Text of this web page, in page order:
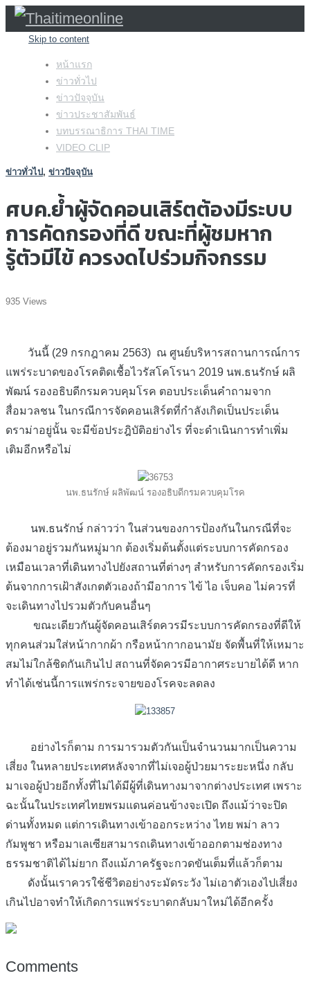
Skip to content
หน้าแรก
ข่าวทั่วไป
ข่าวปัจจุบัน
ข่าวประชาสัมพันธ์
บทบรรณาธิการ THAI TIME
VIDEO CLIP
ข่าวทั่วไป, ข่าวปัจจุบัน
ศบค.ย้ำผู้จัดคอนเสิร์ตต้องมีระบบ
การคัดกรองที่ดี ขณะที่ผู้ชมหาก
รู้ตัวมีไข้ ควรงดไปร่วมกิจกรรม
935 Views
วันนี้ (29 กรกฎาคม 2563) ณ ศูนย์บริหารสถานการณ์การ
แพร่ระบาดของโรคติดเชื้อไวรัสโคโรนา 2019 นพ.ธนรักษ์ ผลิ
พัฒน์ รองอธิบดีกรมควบคุมโรค ตอบประเด็นคำถามจาก
สื่อมวลชน ในกรณีการจัดคอนเสิร์ตที่กำลังเกิดเป็นประเด็น
ดราม่าอยู่นั้น จะมีข้อประฎิบัติอย่างไร ที่จะดำเนินการทำเพิ่ม
เติมอีกหรือไม่
นพ.ธนรักษ์ ผลิพัฒน์ รองอธิบดีกรมควบคุมโรค
นพ.ธนรักษ์ กล่าวว่า ในส่วนของการป้องกันในกรณีที่จะ
ต้องมาอยู่รวมกันหมู่มาก ต้องเริ่มต้นตั้งแต่ระบบการคัดกรอง
เหมือนเวลาที่เดินทางไปยังสถานที่ต่างๆ สำหรับการคัดกรองเริ่ม
ต้นจากการเฝ้าสังเกตตัวเองถ้ามีอาการ ไข้ ไอ เจ็บคอ ไม่ควรที่
จะเดินทางไปรวมตัวกับคนอื่นๆ
ขณะเดียวกันผู้จัดคอนเสิร์ตควรมีระบบการคัดกรองที่ดีให้
ทุกคนส่วมใส่หน้ากากผ้า กรือหน้ากากอนามัย จัดพื้นที่ให้เหมาะ
สมไม่ใกล้ชิดกันเกินไป สถานที่จัดควรมีอากาศระบายได้ดี หาก
ทำได้เช่นนี้การแพร่กระจายของโรคจะลดลง
อย่างไรก็ตาม การมารวมตัวกันเป็นจำนวนมากเป็นความ
เสี่ยง ในหลายประเทศหลังจากที่ไม่เจอผู้ป่วยมาระยะหนึ่ง กลับ
มาเจอผู้ป่วยอีกทั้งที่ไม่ได้มีผู้ที่เดินทางมาจากต่างประเทศ เพราะ
ฉะนั้นในประเทศไทยพรมแดนค่อนข้างจะเปิด ถึงแม้ว่าจะปิด
ด่านทั้งหมด แต่การเดินทางเข้าออกระหว่าง ไทย พม่า ลาว
กัมพูชา หรือมาเลเซียสามารถเดินทางเข้าออกตามช่องทาง
ธรรมชาติได้ไม่ยาก ถึงแม้ภาครัฐจะกวดขันเต็มที่แล้วก็ตาม
ดังนั้นเราควรใช้ชีวิตอย่างระมัดระวัง ไม่เอาตัวเองไปเสี่ยง
เกินไปอาจทำให้เกิดการแพร่ระบาดกลับมาใหม่ได้อีกครั้ง
Comments